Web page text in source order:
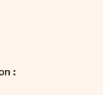
: